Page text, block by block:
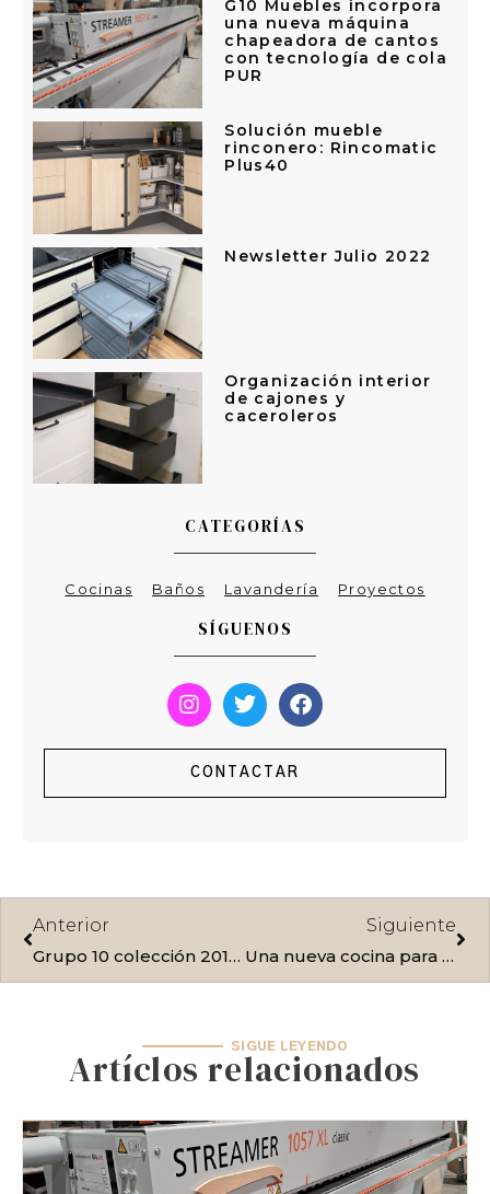
G10 Muebles incorpora
una nueva máquina
chapeadora de cantos
con tecnología de cola
PUR
Solución mueble
rinconero: Rincomatic
Plus40
Newsletter Julio 2022
Organización interior
de cajones y
caceroleros
CATEGORÍAS
Cocinas Baños Lavandería Proyectos
SÍGUENOS
I
n
t
a
g
T
w
t
t
e
F
a
o
CONTACTAR
Ant
Anterior
Grupo 10 colección 2013: cocina, baño y salón
Siguiente
Una nueva cocina para la exposición
SIGUE LEYENDO
Artíclos relacionados